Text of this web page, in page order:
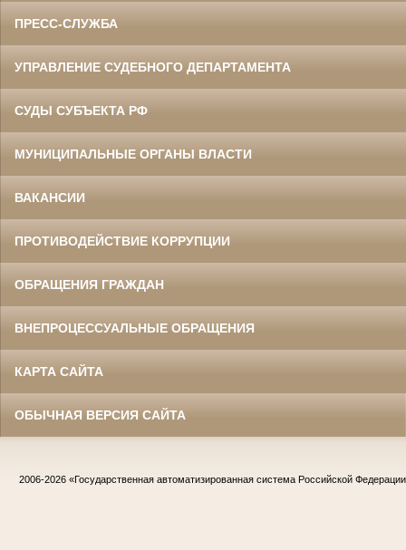
ПРЕСС-СЛУЖБА
УПРАВЛЕНИЕ СУДЕБНОГО ДЕПАРТАМЕНТА
СУДЫ СУБЪЕКТА РФ
МУНИЦИПАЛЬНЫЕ ОРГАНЫ ВЛАСТИ
ВАКАНСИИ
ПРОТИВОДЕЙСТВИЕ КОРРУПЦИИ
ОБРАЩЕНИЯ ГРАЖДАН
ВНЕПРОЦЕССУАЛЬНЫЕ ОБРАЩЕНИЯ
КАРТА САЙТА
ОБЫЧНАЯ ВЕРСИЯ САЙТА
2006-2026 «Государственная автоматизированная система Российской